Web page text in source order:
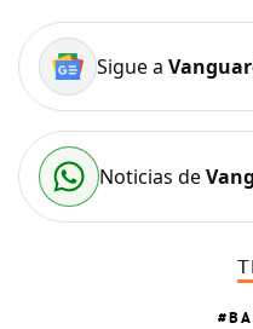
Sigue a
Noticias de